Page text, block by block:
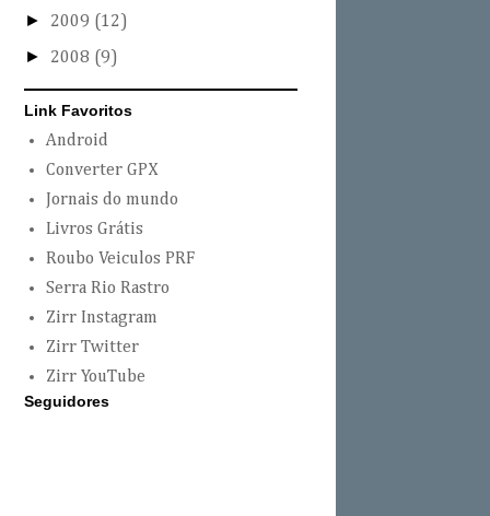
► 2009 (12)
► 2008 (9)
Link Favoritos
Android
Converter GPX
Jornais do mundo
Livros Grátis
Roubo Veiculos PRF
Serra Rio Rastro
Zirr Instagram
Zirr Twitter
Zirr YouTube
Seguidores